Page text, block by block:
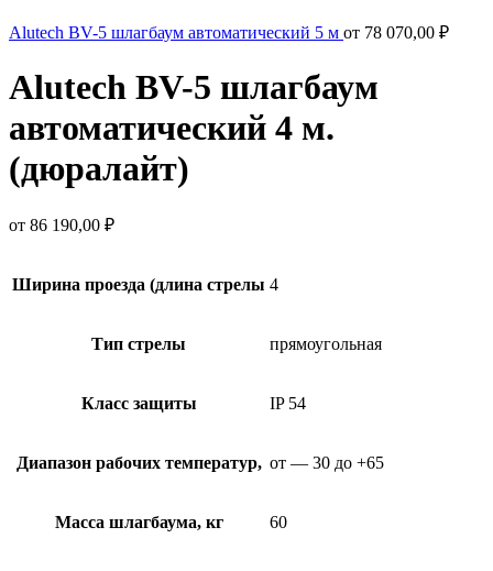
Alutech BV-5 шлагбаум автоматический 5 м от 78 070,00 ₽
Alutech BV-5 шлагбаум
автоматический 4 м.
(дюралайт)
от 86 190,00 ₽
Ширина проезда (длина стрелы 4
Тип стрелы прямоугольная
Класс защиты IP 54
Диапазон рабочих температур, от — 30 до +65
Масса шлагбаума, кг 60